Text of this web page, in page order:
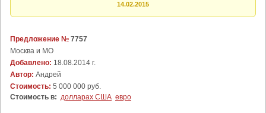
14.02.2015
Предложение № 7757
Москва и МО
Добавлено: 18.08.2014 г.
Автор: Андрей
Стоимость: 5 000 000 руб.
Стоимость в: долларах США евро